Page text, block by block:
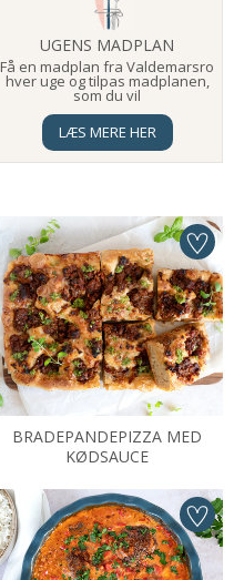
UGENS MADPLAN
Få en madplan fra Valdemarsro
hver uge og tilpas madplanen,
som du vil
LÆS MERE HER
BRADEPANDEPIZZA MED
KØDSAUCE